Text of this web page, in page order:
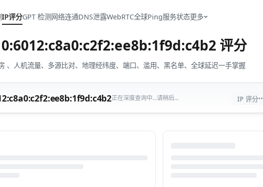
IP评分GPT 检测网络连通DNS泄露WebRTC全球Ping服务状态更多
评分
、人机流量、多源比对、地理经纬度、端口、滥用、黑名单、全球延迟一手掌握
正在深度查询中...请稍后... IP 评分··